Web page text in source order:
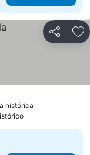
Partilhar
histórica